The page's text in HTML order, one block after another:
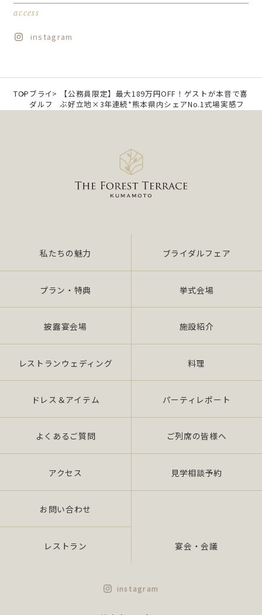
access
instagram
TOPブライ
ダルフ
【公務員限定】最大189万円OFF！ゲストが本音で喜
ぶ好立地×3年連続*熊本県内シェアNo.1式場実感フ
私たちの魅力 ブライダルフェア
プラン・特典 挙式会場
披露宴会場 施設紹介
レストランウェディング 料理
ドレス＆アイテム パーティレポート
よくあるご質問 ご列席の皆様へ
アクセス 見学相談予約
お問い合わせ
レストラン 宴会・会議
instagram